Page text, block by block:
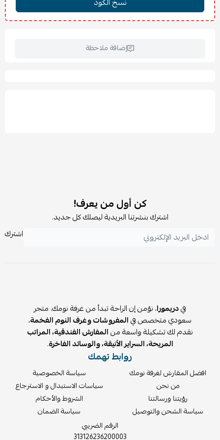
قاعدة عريضة ومتينة تمنع الانقلاب.
مثالي كفكرةهدية مميزة للمواليد الجدد.
مناسب للإطعام والأنشطة اليومية.
إضافة ملاحظة
كن أول من يعرف!
اشترك بنشرتنا البريدية ليصلك كل جديد.
اشترك
فيدريمورا، نؤمن إن الراحة تبدأ من غرفة نومك. متجر
سعودي متخصص فيالمفروشات وغرف النوم الفخمة،
نقدم لك تشكيلة واسعة منالمفارش الفندقية، المراتب
المريحة، السراير الأنيقة، والوسائد الفاخرة.
روابط تهمك
افضل المفارش لغرفة نومك
من نحن
رؤيتنا ورسالتنا
سياسة الشحن والتوصيل
سياسة الخصوصية
سياسات الاستبدال و الاسترجاع
الشروط والأحكام
سياسة الضمان
الرقم الضريبي
313126236200003